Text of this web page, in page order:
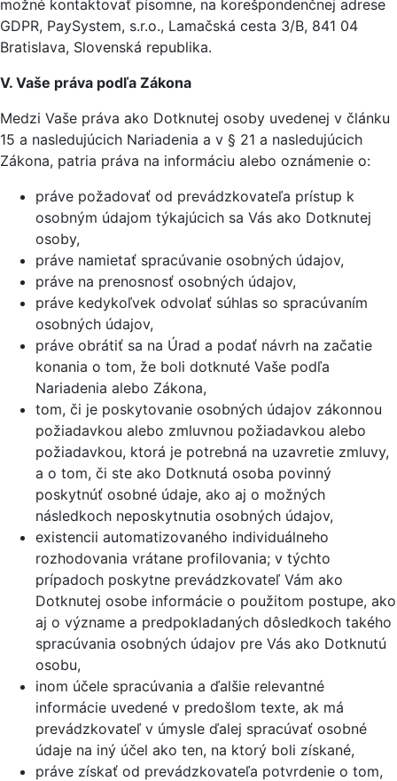
možné kontaktovať písomne, na korešpondenčnej adrese
GDPR, PaySystem, s.r.o., Lamačská cesta 3/B, 841 04
Bratislava, Slovenská republika.
V. Vaše práva podľa Zákona
Medzi Vaše práva ako Dotknutej osoby uvedenej v článku
15 a nasledujúcich Nariadenia a v § 21 a nasledujúcich
Zákona, patria práva na informáciu alebo oznámenie o:
práve požadovať od prevádzkovateľa prístup k
osobným údajom týkajúcich sa Vás ako Dotknutej
osoby,
práve namietať spracúvanie osobných údajov,
práve na prenosnosť osobných údajov,
práve kedykoľvek odvolať súhlas so spracúvaním
osobných údajov,
práve obrátiť sa na Úrad a podať návrh na začatie
konania o tom, že boli dotknuté Vaše podľa
Nariadenia alebo Zákona,
tom, či je poskytovanie osobných údajov zákonnou
požiadavkou alebo zmluvnou požiadavkou alebo
požiadavkou, ktorá je potrebná na uzavretie zmluvy,
a o tom, či ste ako Dotknutá osoba povinný
poskytnúť osobné údaje, ako aj o možných
následkoch neposkytnutia osobných údajov,
existencii automatizovaného individuálneho
rozhodovania vrátane profilovania; v týchto
prípadoch poskytne prevádzkovateľ Vám ako
Dotknutej osobe informácie o použitom postupe, ako
aj o význame a predpokladaných dôsledkoch takého
spracúvania osobných údajov pre Vás ako Dotknutú
osobu,
inom účele spracúvania a ďalšie relevantné
informácie uvedené v predošlom texte, ak má
prevádzkovateľ v úmysle ďalej spracúvať osobné
údaje na iný účel ako ten, na ktorý boli získané,
práve získať od prevádzkovateľa potvrdenie o tom,